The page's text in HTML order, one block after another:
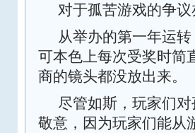
对于孤苦游戏的争
从举办的第一年运
可本色上每次受奖时简
商的镜头都没放出来。
尽管如斯，玩家们
敬意，因为玩家们能从